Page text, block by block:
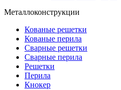
Металлоконструкции
Кованые решетки
Кованые перила
Сварные решетки
Сварные перила
Решетки
Перила
Кнокер